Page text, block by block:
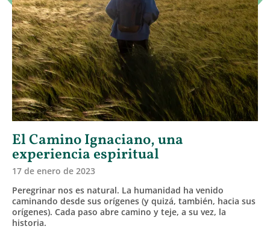
El Camino Ignaciano, una
experiencia espiritual
17 de enero de 2023
Peregrinar nos es natural. La humanidad ha venido
caminando desde sus orígenes (y quizá, también, hacia sus
orígenes). Cada paso abre camino y teje, a su vez, la
historia.